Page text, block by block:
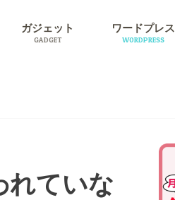
ガジェット
GADGET
ワードプレス
WORDPRESS
れていな